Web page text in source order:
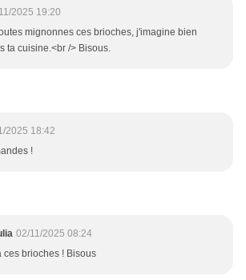
2025 19:20
mignonnes ces brioches, j'imagine bien
ta cuisine.<br /> Bisous.
2025 18:42
!
02/11/2025 08:24
ces brioches ! Bisous